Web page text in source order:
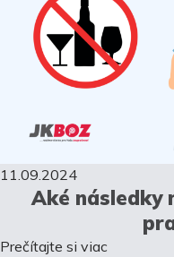
11.09.2024
Aké následky
Prečítajte si viac